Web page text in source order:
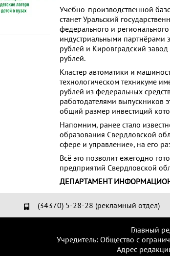
Учебно-производственной
станет Уральский
федерального и
индустриальными партнёрами
рублей и Кировградский
рублей.
Кластер автоматики и
технологическом техникуме
рублей из федеральных
работодателями выпускников
общий размер инвестиций
Напомним, ранее стало
образования Свердловской
сфере и управление», на его
Всё это позволит ежегодно
предприятий Свердловской
ДЕПАРТАМЕНТ
(34370) 5-28-28 (рекламный отдел)
Главный
Учредитель: Общество с
Адрес